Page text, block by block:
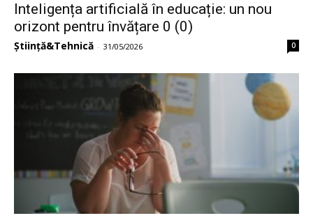
Inteligența artificială în educație: un nou
orizont pentru învățare 0 (0)
Știință&Tehnică - 31/05/2026 0